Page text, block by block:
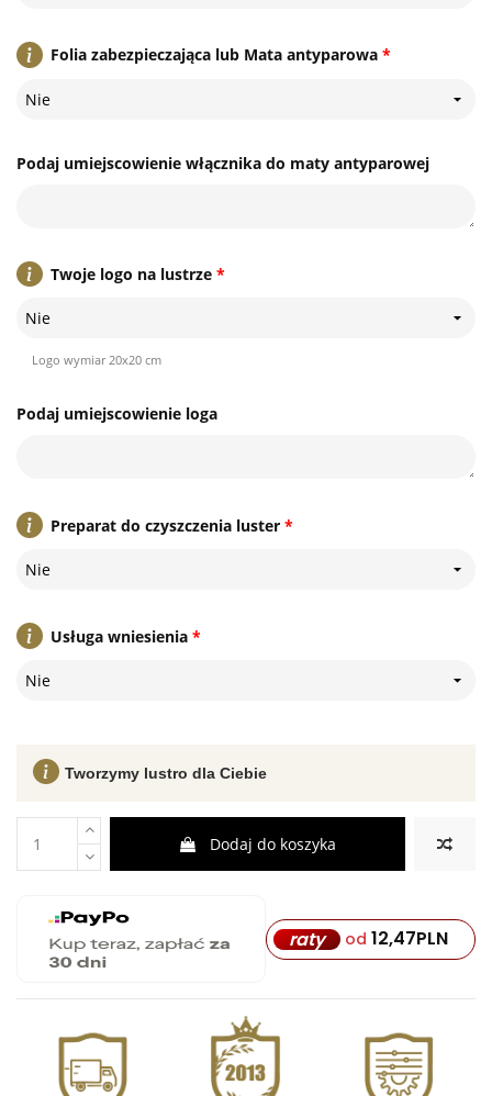
*
Folia zabezpieczająca lub Mata antyparowa
Nie
Podaj umiejscowienie włącznika do maty antyparowej
*
Twoje logo na lustrze
Nie
Logo wymiar 20x20 cm
Podaj umiejscowienie loga
*
Preparat do czyszczenia luster
Nie
*
Usługa wniesienia
Nie
Dodaj do koszyka
Tworzymy lustro dla Ciebie
raty od 12,47PLN